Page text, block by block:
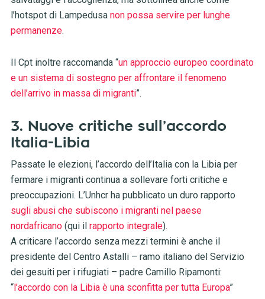
l’hotspot di Lampedusa non possa servire per lunghe
permanenze.
Il Cpt inoltre raccomanda “un approccio europeo coordinato
e un sistema di sostegno per affrontare il fenomeno
dell’arrivo in massa di migranti”.
3. Nuove critiche sull’accordo
Italia-Libia
Passate le elezioni, l’accordo dell’Italia con la Libia per
fermare i migranti continua a sollevare forti critiche e
preoccupazioni. L’Unhcr ha pubblicato un duro rapporto
sugli abusi che subiscono i migranti nel paese
nordafricano(qui il rapporto integrale).
A criticare l’accordo senza mezzi termini è anche il
presidente del Centro Astalli – ramo italiano del Servizio
dei gesuiti per i rifugiati – padre Camillo Ripamonti:
“l’accordo con la Libia è una sconfitta per tutta Europa”